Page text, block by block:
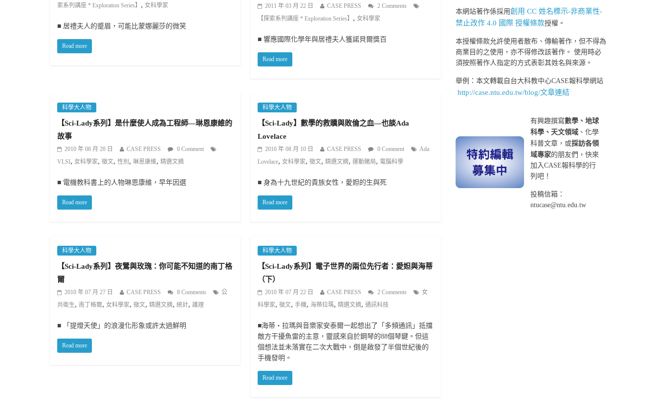
索系列講座 * Exploration Series】 , 女科學家
■ 居禮夫人的蹙眉，可能比蒙娜麗莎的微笑
Read more
2011 年 03 月 22 日 CASE PRESS
2 Comments
【探索系列講座 * Exploration Series】 ,女科學家
■ 響應國際化學年與居禮夫人獲諾貝爾獎百
Read more
科學大人物
【Sci-Lady系列】是什麼使人成為工程師—琳恩康維的
故事
2010 年 08 月 20 日 CASE PRESS
0 Comment
VLSI, 女科學家, 徵文, 性別 , 琳恩康維, 精選文摘
■ 電機教科書上的人物琳恩康維，早年因選
Read more
科學大人物
【Sci-Lady】數學的救贖與敗倫之血—也談Ada
Lovelace
2010 年 08 月 10 日 CASE PRESS 0 Comment
Ada
Lovelace,女科學家,徵文,精選文摘,運動賭局, 電腦科學
■ 身為十九世紀的貴族女性，愛妲的生與死
Read more
科學大人物
【Sci-Lady系列】夜鶯與玫瑰：你可能不知道的南丁格
爾
2010 年 07 月 27 日 CASE PRESS 8 Comments
公
共衛生, 南丁格爾, 女科學家, 徵文, 精選文摘, 統計, 護理
■ 「提燈天使」的浪漫化形象或許太過鮮明
Read more
科學大人物
【Sci-Lady系列】電子世界的兩位先行者：愛妲與海蒂
（下）
2010 年 07 月 22 日 CASE PRESS 2 Comments
女
科學家,徵文,手機, 海蒂拉瑪,精選文摘,通訊科技
■海蒂‧拉瑪與音樂家安泰爾一起想出了「多頻通訊」抵擋
敵方干擾魚雷的主意，靈感來自於鋼琴的88個琴鍵。但這
個想法並未落實在二次大戰中，倒是啟發了半個世紀後的
手機發明。
Read more
本網站著作係採用創用 CC 姓名標示-非商業性-
禁止改作 4.0 國際 授權條款授權。
本授權條款允許使用者散布、傳輸著作，但不得為
商業目的之使用，亦不得修改該著作。 使用時必
須按照著作人指定的方式表彰其姓名與來源。
舉例：本文轉載自台大科教中心CASE報科學網站
http://case.ntu.edu.tw/blog/文章連結
有興趣撰寫數學、地球
科學、天文領域 、化學
科普文章，或採訪各領
域專家的朋友們，快來
加入CASE報科學的行
列吧！
投稿信箱：
ntucase@ntu.edu.tw